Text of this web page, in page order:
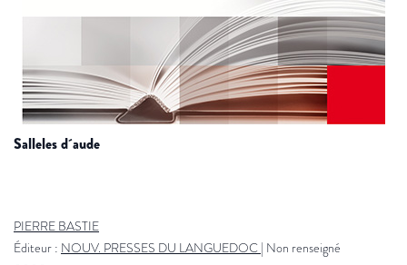
salleles d´aude
PIERRE BASTIE
Éditeur : NOUV. PRESSES DU LANGUEDOC | Non renseigné